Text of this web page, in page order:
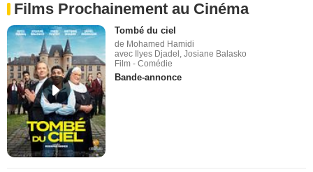
Films Prochainement au Cinéma
Tombé du ciel
de Mohamed Hamidi
avec Ilyes Djadel, Josiane Balasko
Film - Comédie
Bande-annonce